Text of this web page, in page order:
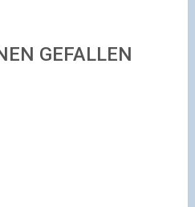
GEFALLEN